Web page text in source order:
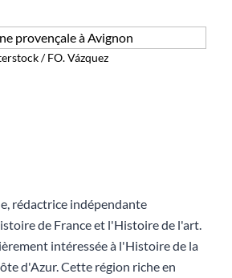
/ FO. Vázquez
rédactrice indépendante
de France et l'Histoire de l'art.
intéressée à l'Histoire de la
d'Azur. Cette région riche en